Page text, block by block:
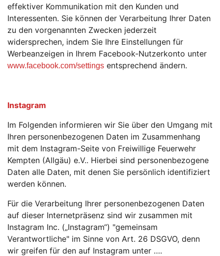
effektiver Kommunikation mit den Kunden und
Interessenten. Sie können der Verarbeitung Ihrer Daten
zu den vorgenannten Zwecken jederzeit
widersprechen, indem Sie Ihre Einstellungen für
Werbeanzeigen in Ihrem Facebook-Nutzerkonto unter
www.facebook.com/settings entsprechend ändern.
Instagram
Im Folgenden informieren wir Sie über den Umgang mit
Ihren personenbezogenen Daten im Zusammenhang
mit dem Instagram-Seite von Freiwillige Feuerwehr
Kempten (Allgäu) e.V.. Hierbei sind personenbezogene
Daten alle Daten, mit denen Sie persönlich identifiziert
werden können.
Für die Verarbeitung Ihrer personenbezogenen Daten
auf dieser Internetpräsenz sind wir zusammen mit
Instagram Inc. („Instagram“) "gemeinsam
Verantwortliche" im Sinne von Art. 26 DSGVO, denn
wir greifen für den auf Instagram unter ….